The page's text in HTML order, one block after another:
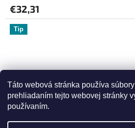
Táto webová stránka používa
prehliadaním tejto webovej stránky
používaním.
€32,31
Tip